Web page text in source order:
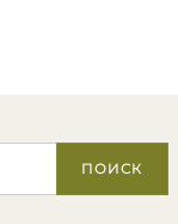
ПОИСК